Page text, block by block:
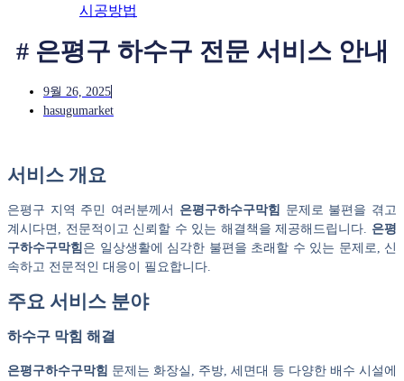
시공방법
# 은평구 하수구 전문 서비스 안내
9월 26, 2025
hasugumarket
서비스 개요
은평구 지역 주민 여러분께서 은평구하수구막힘 문제로 불편을 겪고
계시다면, 전문적이고 신뢰할 수 있는 해결책을 제공해드립니다. 은평
구하수구막힘 은 일상생활에 심각한 불편을 초래할 수 있는 문제로, 신
속하고 전문적인 대응이 필요합니다.
주요 서비스 분야
하수구 막힘 해결
은평구하수구막힘 문제는 화장실, 주방, 세면대 등 다양한 배수 시설에